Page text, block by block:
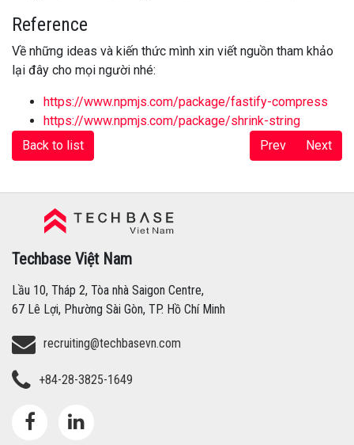
Reference
Về những ideas và kiến thức mình xin viết nguồn tham khảo
lại đây cho mọi người nhé:
https://www.npmjs.com/package/fastify-compress
https://www.npmjs.com/package/shrink-string
Back to list
Prev Next
Techbase Việt Nam
Lầu 10, Tháp 2, Tòa nhà Saigon Centre,
67 Lê Lợi, Phường Sài Gòn, TP. Hồ Chí Minh
recruiting@techbasevn.com
+84-28-3825-1649